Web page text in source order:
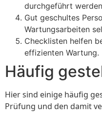
durchgeführt
Gut geschultes
Wartungsarbeiten
Checklisten helfen
effizienten Wartung.
Häufig
Hier sind einige häufig
Prüfung und den damit